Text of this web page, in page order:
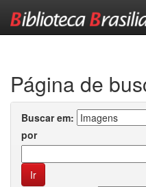
Página de
Buscar em:
por